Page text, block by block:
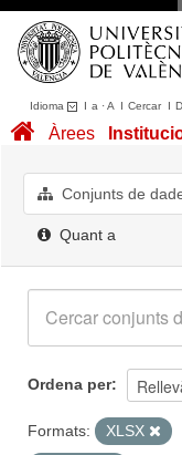
Idioma I a ·A I CercarI
Conjunts de dades
Quant a
Àrees
Conjunts de
Quant a
Ordena per
Formats: XLSX